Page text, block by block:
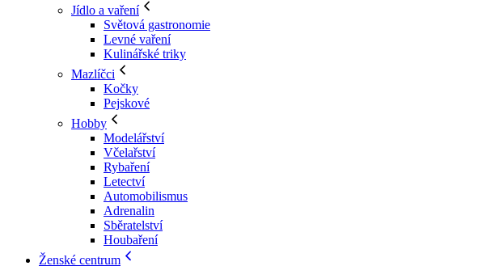
Jídlo a vaření
Světová gastronomie
Levné vaření
Kulinářské triky
Mazlíčci
Kočky
Pejskové
Hobby
Modelářství
Včelařství
Rybaření
Letectví
Automobilismus
Adrenalin
Sběratelství
Houbaření
Ženské centrum